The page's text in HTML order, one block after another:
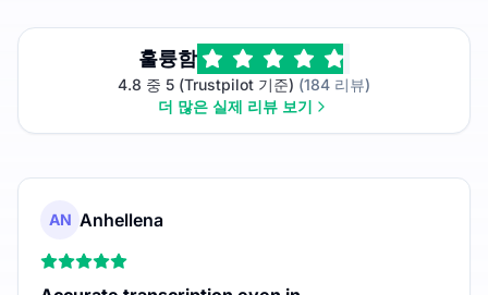
훌륭함
4.8 중 5 (Trustpilot 기준) (184 리뷰)
더 많은 실제 리뷰 보기
AN Anhellena